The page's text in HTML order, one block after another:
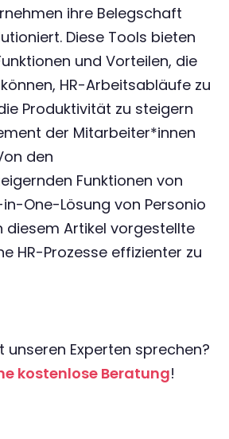
ihre Belegschaft
Diese Tools bieten
und Vorteilen, die
HR-Arbeitsabläufe zu
Produktivität zu steigern
der Mitarbeiter*innen
den
Funktionen von
One-Lösung von Personio
diesem Artikel vorgestellte
HR-Prozesse effizienter zu
Experten sprechen?
kostenlose Beratung!